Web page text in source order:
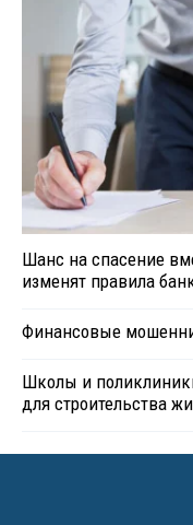
Шанс на спасение
изменят правила
Финансовые
Школы и
для строительства